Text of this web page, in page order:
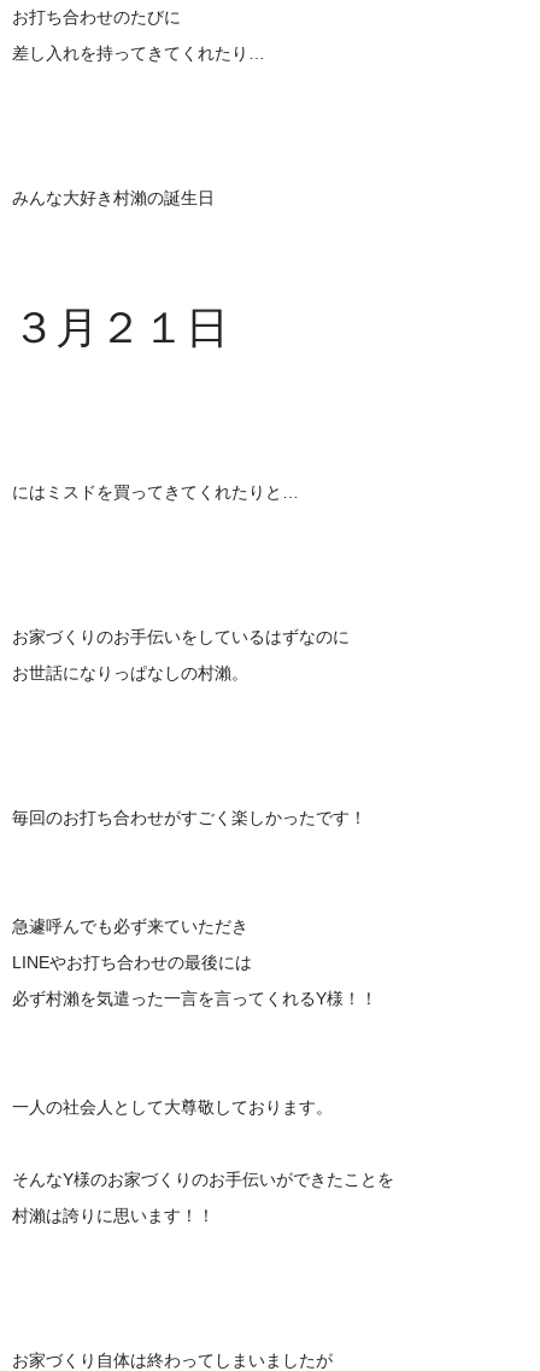
お打ち合わせのたびに
差し入れを持ってきてくれたり…
みんな大好き村瀨の誕生日
３月２１日
にはミスドを買ってきてくれたりと…
お家づくりのお手伝いをしているはずなのに
お世話になりっぱなしの村瀨。
毎回のお打ち合わせがすごく楽しかったです！
急遽呼んでも必ず来ていただき
LINEやお打ち合わせの最後には
必ず村瀨を気遣った一言を言ってくれるY様！！
一人の社会人として大尊敬しております。
そんなY様のお家づくりのお手伝いができたことを
村瀨は誇りに思います！！
お家づくり自体は終わってしまいましたが